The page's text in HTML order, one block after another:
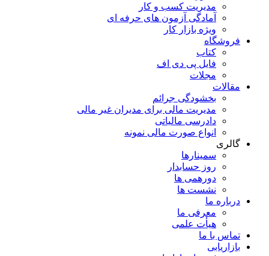
مدیریت کسب و کار
آمادگی آزمون های حرفه ای
ویژه بازار کار
فروشگاه
کتاب
فایل پی دی اف
مجلات
مقالات
بخشودگی جرائم
مدیریت مالی برای مدیران غیر مالی
دادرسی مالیاتی
انواع صورت مالی نمونه
گالری
سمینارها
روز حسابدار
دورهمی ها
نشست ها
درباره ما
معرفی ما
هیأت علمی
تماس با ما
بازاریابی